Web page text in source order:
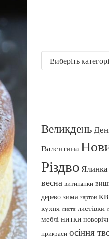
Великдень
Валентина
Різдво Ялинка
весна витинанки
дерево зима картон
кухня листя листівки
меблі нитки
прикраси осіння